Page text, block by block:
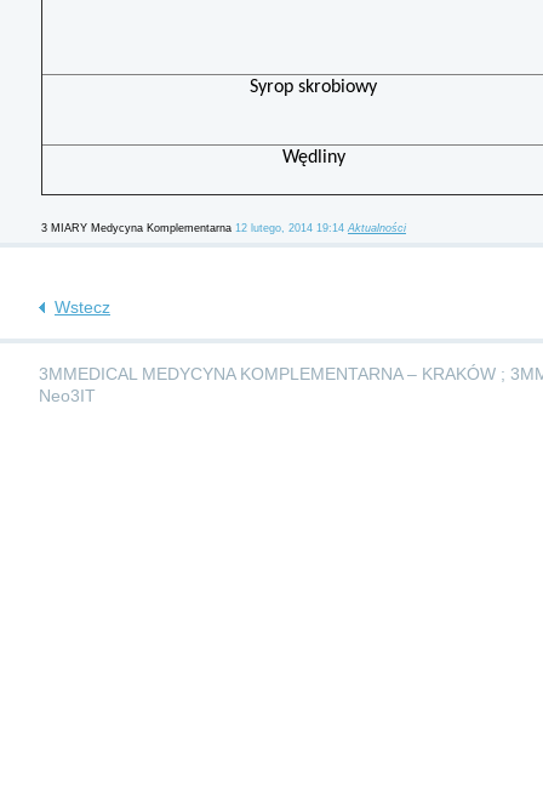
Syrop skrobiowy
Wędliny
3 MIARY Medycyna Komplementarna 12 lutego, 2014 19:14 Aktualności
Wstecz
3MMEDICAL MEDYCYNA KOMPLEMENTARNA – KRAKÓW ;
Neo3IT